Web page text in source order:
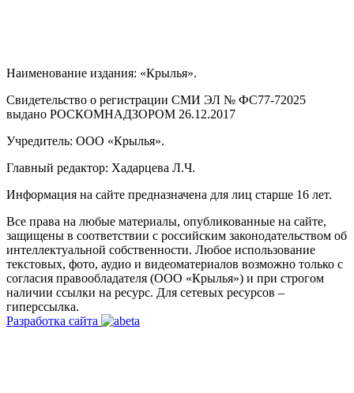
Наименование издания: «Крылья».
Свидетельство о регистрации СМИ ЭЛ № ФС77-72025
выдано РОСКОМНАДЗОРОМ 26.12.2017
Учредитель: ООО «Крылья».
Главный редактор: Хадарцева Л.Ч.
Информация на сайте предназначена для лиц старше 16 лет.
Все права на любые материалы, опубликованные на сайте,
защищены в соответствии с российским законодательством об
интеллектуальной собственности. Любое использование
текстовых, фото, аудио и видеоматериалов возможно только с
согласия правообладателя (ООО «Крылья») и при строгом
наличии ссылки на ресурс. Для сетевых ресурсов –
гиперссылка.
Разработка сайта